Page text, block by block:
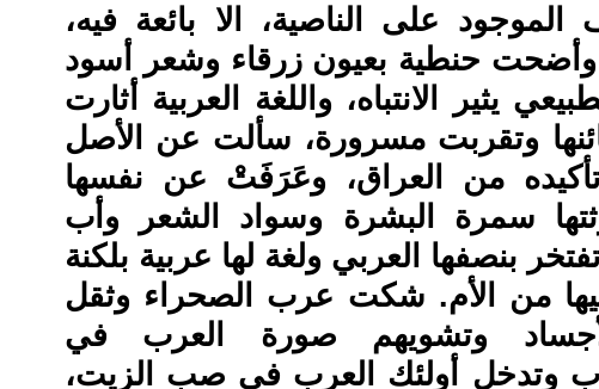
على الناصية، الا بائعة فيه،
حنطية بعيون زرقاء وشعر أسود
يثير الانتباه، واللغة العربية أثارت
وتقربت مسرورة، سألت عن الأصل
من العراق، وعَرَفَتْ عن نفسها
سمرة البشرة وسواد الشعر وأب
بنصفها العربي ولغة لها عربية بلكنة
من الأم. شكت عرب الصحراء وثقل
وتشويهم صورة العرب في
وتدخل أولئك العرب في صب الزيت،